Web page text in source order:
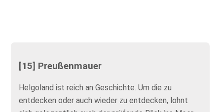
[15] Preußenmauer
Helgoland ist reich an Geschichte. Um die zu
entdecken oder auch wieder zu entdecken, lohnt